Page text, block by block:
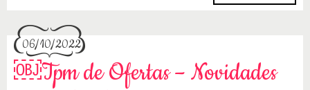
06/10/2022
￼Tpm de Ofertas – Novidades